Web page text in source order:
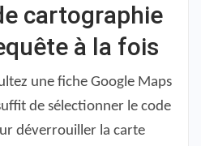
cartographie
à la fois
une fiche Google Maps
de sélectionner le code
déverrouiller la carte